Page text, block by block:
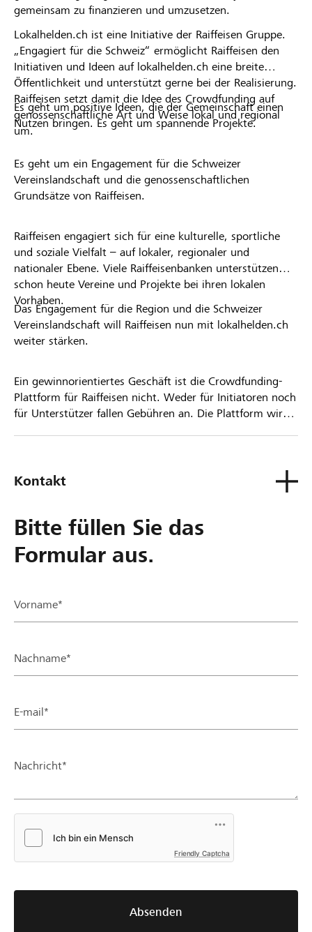
gemeinsam zu finanzieren und umzusetzen.
Lokalhelden.ch ist eine Initiative der Raiffeisen Gruppe.
„Engagiert für die Schweiz“ ermöglicht Raiffeisen den
Initiativen und Ideen auf lokalhelden.ch eine breite
Öffentlichkeit und unterstützt gerne bei der Realisierung.
Raiffeisen setzt damit die Idee des Crowdfunding auf
genossenschaftliche Art und Weise lokal und regional
um.
Es geht um positive Ideen, die der Gemeinschaft einen
Nutzen bringen. Es geht um spannende Projekte.
Es geht um ein Engagement für die Schweizer
Vereinslandschaft und die genossenschaftlichen
Grundsätze von Raiffeisen.
Raiffeisen engagiert sich für eine kulturelle, sportliche
und soziale Vielfalt – auf lokaler, regionaler und
nationaler Ebene. Viele Raiffeisenbanken unterstützen
schon heute Vereine und Projekte bei ihren lokalen
Vorhaben.
Das Engagement für die Region und die Schweizer
Vereinslandschaft will Raiffeisen nun mit lokalhelden.ch
weiter stärken.
Ein gewinnorientiertes Geschäft ist die Crowdfunding-
Plattform für Raiffeisen nicht. Weder für Initiatoren noch
für Unterstützer fallen Gebühren an. Die Plattform wird
Kontakt
Bitte füllen Sie das
Formular aus.
Vorname*
Nachname*
E-mail*
Nachricht*
Friendly Captcha
Absenden